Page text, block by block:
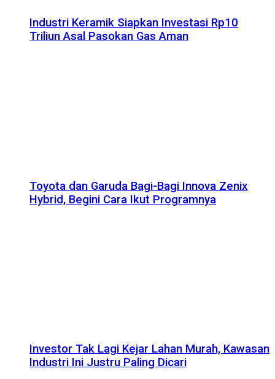
Industri Keramik Siapkan Investasi Rp10
Triliun Asal Pasokan Gas Aman
Toyota dan Garuda Bagi-Bagi Innova Zenix
Hybrid, Begini Cara Ikut Programnya
Investor Tak Lagi Kejar Lahan Murah, Kawasan
Industri Ini Justru Paling Dicari